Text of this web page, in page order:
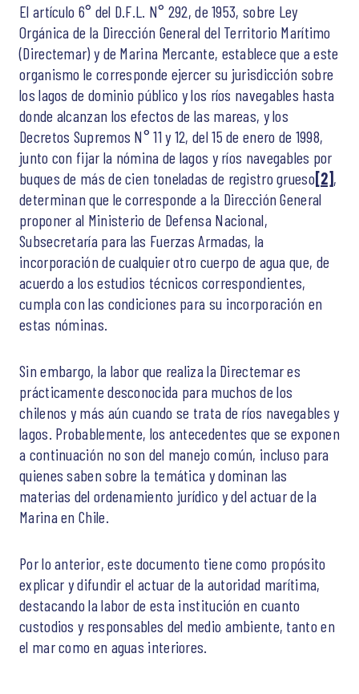
El artículo 6° del D.F.L. N° 292, de 1953, sobre Ley
Orgánica de la Dirección General del Territorio Marítimo
(Directemar) y de Marina Mercante, establece que a este
organismo le corresponde ejercer su jurisdicción sobre
los lagos de dominio público y los ríos navegables hasta
donde alcanzan los efectos de las mareas, y los
Decretos Supremos N° 11 y 12, del 15 de enero de 1998,
junto con fijar la nómina de lagos y ríos navegables por
buques de más de cien toneladas de registro grueso[2],
determinan que le corresponde a la Dirección General
proponer al Ministerio de Defensa Nacional,
Subsecretaría para las Fuerzas Armadas, la
incorporación de cualquier otro cuerpo de agua que, de
acuerdo a los estudios técnicos correspondientes,
cumpla con las condiciones para su incorporación en
estas nóminas.
Sin embargo, la labor que realiza la Directemar es
prácticamente desconocida para muchos de los
chilenos y más aún cuando se trata de ríos navegables y
lagos. Probablemente, los antecedentes que se exponen
a continuación no son del manejo común, incluso para
quienes saben sobre la temática y dominan las
materias del ordenamiento jurídico y del actuar de la
Marina en Chile.
Por lo anterior, este documento tiene como propósito
explicar y difundir el actuar de la autoridad marítima,
destacando la labor de esta institución en cuanto
custodios y responsables del medio ambiente, tanto en
el mar como en aguas interiores.